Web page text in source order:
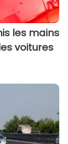
les mains
voitures